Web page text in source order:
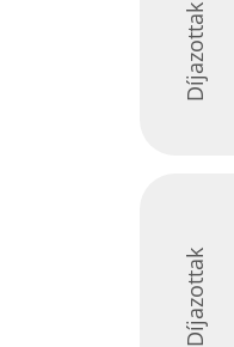
Díjazottak
Díjazottak